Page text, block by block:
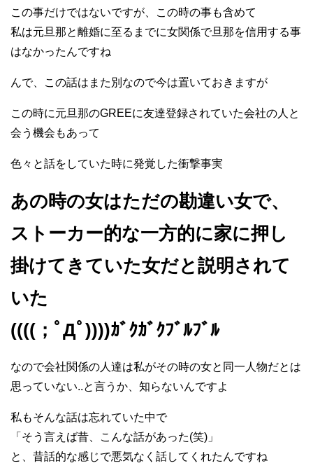
この事だけではないですが、この時の事も含めて
私は元旦那と離婚に至るまでに女関係で旦那を信用する事
はなかったんですね
んで、この話はまた別なので今は置いておきますが
この時に元旦那のGREEに友達登録されていた会社の人と
会う機会もあって
色々と話をしていた時に発覚した衝撃事実
あの時の女はただの勘違い女で、
ストーカー的な一方的に家に押し
掛けてきていた女だと説明されて
いた
((((；ﾟДﾟ))))ｶﾞｸｶﾞｸﾌﾞﾙﾌﾞﾙ
なので会社関係の人達は私がその時の女と同一人物だとは
思っていない..と言うか、知らないんですよ
私もそんな話は忘れていた中で
「そう言えば昔、こんな話があった(笑)」
と、昔話的な感じで悪気なく話してくれたんですね